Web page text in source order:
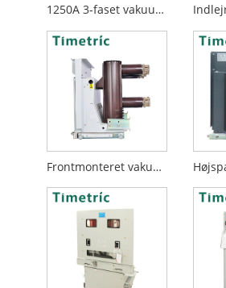
1250A 3-faset vakuumafbryder
Frontmonteret vakuumafbryder